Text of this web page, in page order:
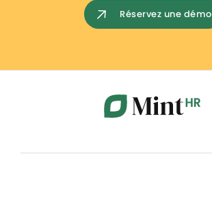
Réservez une démo